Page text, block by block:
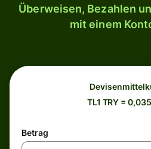
Überweisen, Bezahlen
mit einem
TL1 TRY =
Betrag